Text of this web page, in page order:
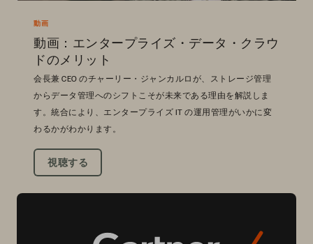
動画
動画：エンタープライズ・データ・クラウ
ドのメリット
会長兼 CEO のチャーリー・ジャンカルロが、ストレージ管理
からデータ管理へのシフトこそが未来である理由を解説しま
す。統合により、エンタープライズ IT の運用管理がいかに変
わるかがわかります。
視聴する